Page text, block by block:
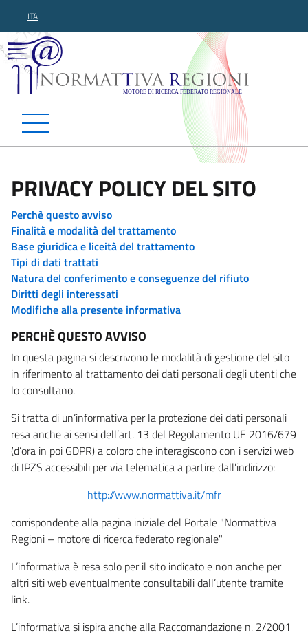
ITA
Normattiva Regioni -
PRIVACY POLICY DEL SITO
Perchè questo avviso
Finalità e modalità del trattamento
Base giuridica e liceità del trattamento
Tipi di dati trattati
Natura del conferimento e conseguenze del rifiuto
Diritti degli interessati
Modifiche alla presente informativa
PERCHÈ QUESTO AVVISO
In questa pagina si descrivono le modalità di gestione del sito
in riferimento al trattamento dei dati personali degli utenti che
lo consultano.
Si tratta di un’informativa per la protezione dei dati personali
resa anche ai sensi dell’art. 13 del Regolamento UE 2016/679
(d’ora in poi GDPR) a coloro che interagiscono con i servizi web
di IPZS accessibili per via telematica a partire dall’indirizzo:
http://www.normattiva.it/mfr
corrispondente alla pagina iniziale del Portale "Normattiva
Regioni – motore di ricerca federato regionale"
L’informativa è resa solo per il sito indicato e non anche per
altri siti web eventualmente consultabili dall’utente tramite
link.
L’informativa si ispira anche alla Raccomandazione n. 2/2001